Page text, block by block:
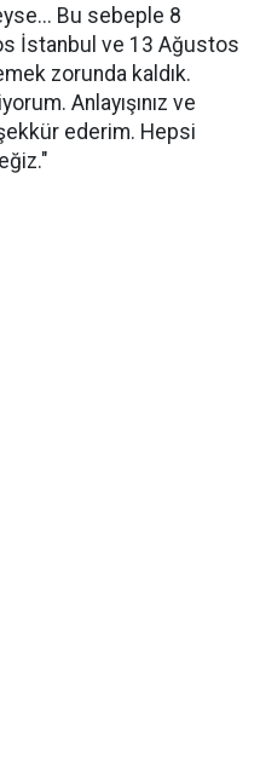
Bu sebeple 8
İstanbul ve 13 Ağustos
zorunda kaldık.
Anlayışınız ve
ederim. Hepsi